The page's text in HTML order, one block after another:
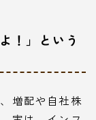
！」という
増配や自社株